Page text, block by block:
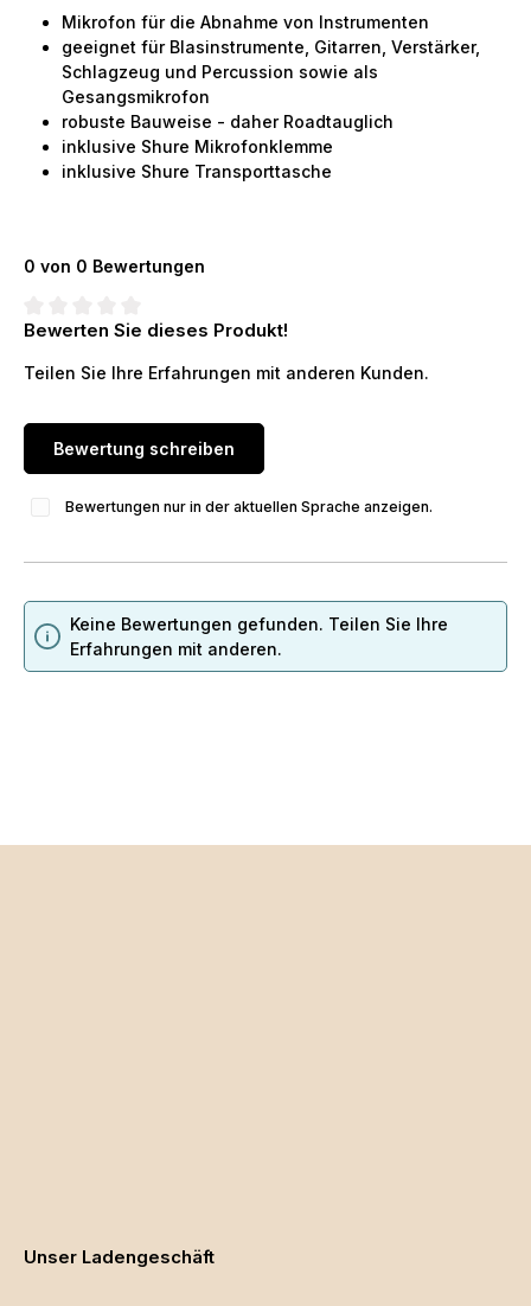
Mikrofon für die Abnahme von Instrumenten
geeignet für Blasinstrumente, Gitarren, Verstärker,
Schlagzeug und Percussion sowie als
Gesangsmikrofon
robuste Bauweise - daher Roadtauglich
inklusive Shure Mikrofonklemme
inklusive Shure Transporttasche
0 von 0 Bewertungen
Durchschnittliche Bewertung von 0 von 5 Sternen
Bewerten Sie dieses Produkt!
Teilen Sie Ihre Erfahrungen mit anderen Kunden.
Bewertung schreiben
Bewertungen nur in der aktuellen Sprache anzeigen.
Keine Bewertungen gefunden. Teilen Sie Ihre
Erfahrungen mit anderen.
Unser Ladengeschäft